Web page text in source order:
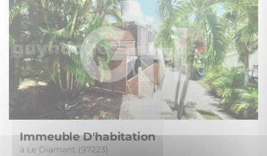
Immeuble D'habitation
à Le Diamant (97223)